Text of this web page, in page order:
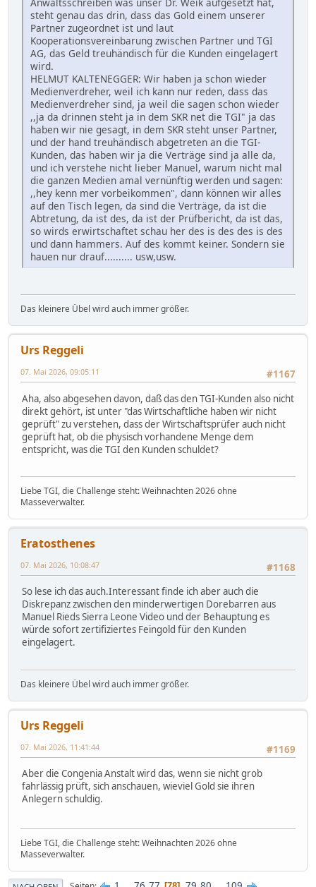
steht genau das drin, dass das Gold einem unserer
Partner zugeordnet ist und laut
Kooperationsvereinbarung zwischen Partner und TGI
AG, das Geld treuhändisch für die Kunden eingelagert
wird.
HELMUT KALTENEGGER: Wir haben ja schon wieder
Medienverdreher, weil ich kann nur reden, dass das
Medienverdreher sind, ja weil die sagen schon wieder
,,ja da drinnen steht ja in dem SKR net die TGI" ja das
haben wir nie gesagt, in dem SKR steht unser Partner,
und der hand treuhändisch abgetreten an die TGI-
Kunden, das haben wir ja die Verträge sind ja alle da,
und ich verstehe nicht lieber Manuel, warum nicht mal
die ganzen Medien amal vernünftig werden und sagen:
,,hey kenn mer vorbeikommen", dann können wir alles
auf den Tisch legen, da sind die Verträge, da ist die
Abtretung, da ist des, da ist der Prüfbericht, da ist das,
so wirds erwirtschaftet schau her des is des des is des
und dann hammers. Auf des kommt keiner. Sondern sie
hauen nur drauf.......... usw,usw.
Das kleinere Übel wird auch immer größer.
Urs Reggeli
#1167
07. Mai 2026, 09:05:11
Aha, also abgesehen davon, daß das den TGI-Kunden also nicht
direkt gehört, ist unter "das Wirtschaftliche haben wir nicht
geprüft" zu verstehen, dass der Wirtschaftsprüfer auch nicht
geprüft hat, ob die physisch vorhandene Menge dem
entspricht, was die TGI den Kunden schuldet?
Liebe TGI, die Challenge steht: Weihnachten 2026 ohne
Masseverwalter.
Eratosthenes
#1168
07. Mai 2026, 10:08:47
So lese ich das auch.Interessant finde ich aber auch die
Diskrepanz zwischen den minderwertigen Dorebarren aus
Manuel Rieds Sierra Leone Video und der Behauptung es
würde sofort zertifiziertes Feingold für den Kunden
eingelagert.
Das kleinere Übel wird auch immer größer.
Urs Reggeli
#1169
07. Mai 2026, 11:41:44
Aber die Congenia Anstalt wird das, wenn sie nicht grob
fahrlässig prüft, sich anschauen, wieviel Gold sie ihren
Anlegern schuldig.
Liebe TGI, die Challenge steht: Weihnachten 2026 ohne
Masseverwalter.